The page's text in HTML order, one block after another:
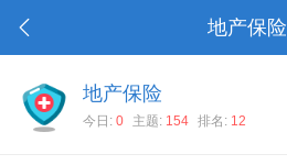
地产保险
地产保险
今日: 0 主题: 154 排名: 12